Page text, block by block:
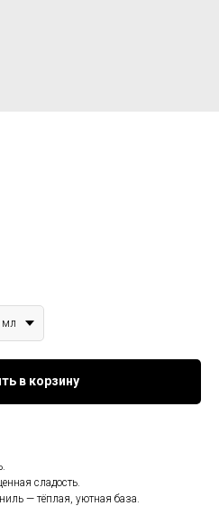
мл
в корзину
сладость.
— тёплая, уютная база.